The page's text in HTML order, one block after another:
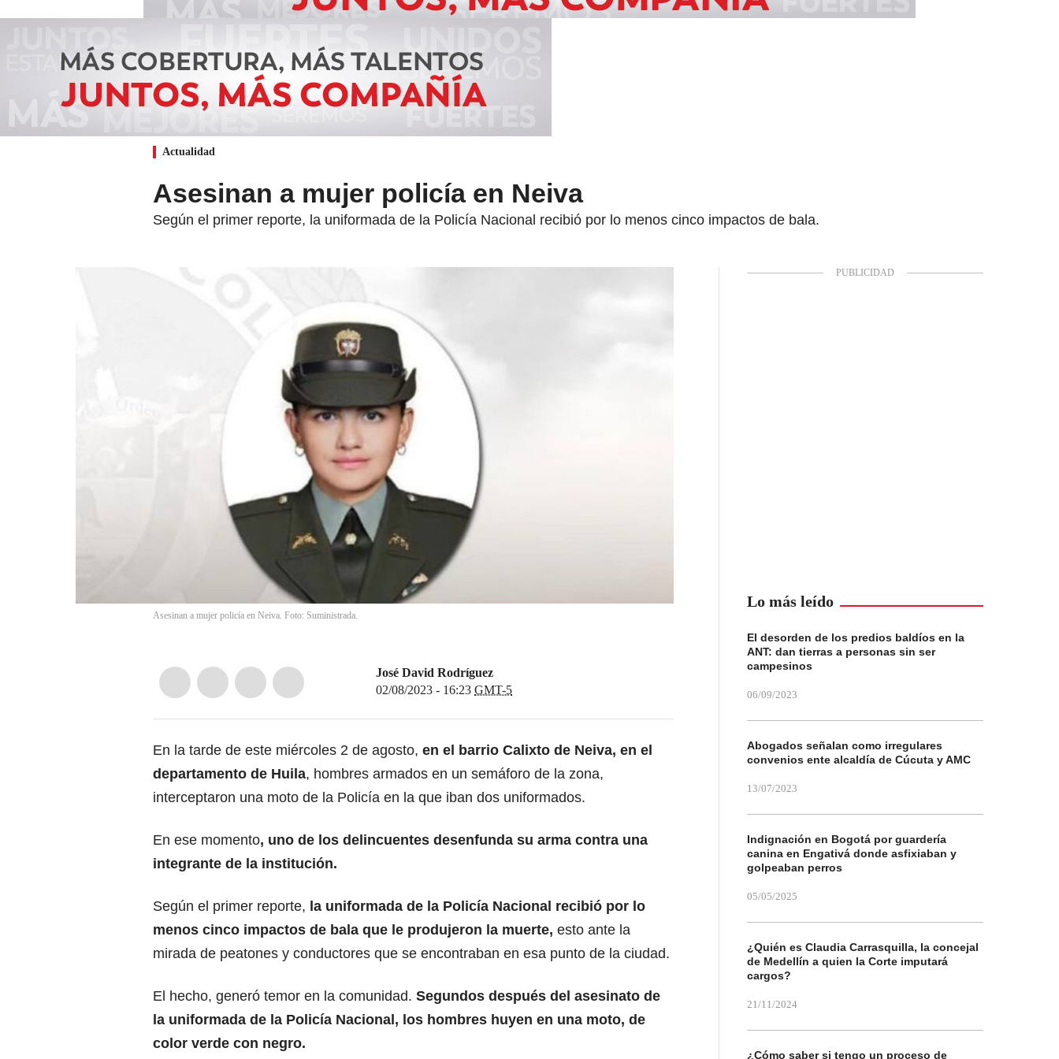
Actualidad
Asesinan a mujer policía en Neiva
Según el primer reporte, la uniformada de la Policía Nacional recibió por lo menos cinco impactos de bala.
Asesinan a mujer policía en Neiva. Foto: Suministrada.
José David Rodríguez
02/08/2023 - 16:23 GMT-5
En la tarde de este miércoles 2 de agosto, en el barrio Calixto de Neiva, en el
departamento de Huila, hombres armados en un semáforo de la zona,
interceptaron una moto de la Policía en la que iban dos uniformados.
En ese momento, uno de los delincuentes desenfunda su arma contra una
integrante de la institución.
Según el primer reporte, la uniformada de la Policía Nacional recibió por lo
menos cinco impactos de bala que le produjeron la muerte, esto ante la
mirada de peatones y conductores que se encontraban en esa punto de la ciudad.
El hecho, generó temor en la comunidad. Segundos después del asesinato de
la uniformada de la Policía Nacional, los hombres huyen en una moto, de
color verde con negro.
Lo más leído
El desorden de los predios baldíos en la
ANT: dan tierras a personas sin ser
campesinos
06/09/2023
Abogados señalan como irregulares
convenios ente alcaldía de Cúcuta y AMC
13/07/2023
Indignación en Bogotá por guardería
canina en Engativá donde asfixiaban y
golpeaban perros
05/05/2025
¿Quién es Claudia Carrasquilla, la concejal
de Medellín a quien la Corte imputará
cargos?
21/11/2024
¿Cómo saber si tengo un proceso de